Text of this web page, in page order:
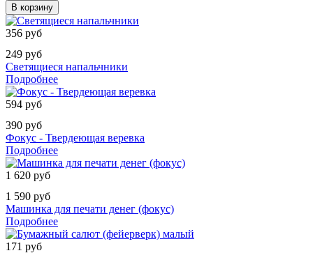
В корзину
356 руб
249 руб
Светящиеся напальчники
Подробнее
594 руб
390 руб
Фокус - Твердеющая веревка
Подробнее
1 620 руб
1 590 руб
Машинка для печати денег (фокус)
Подробнее
171 руб